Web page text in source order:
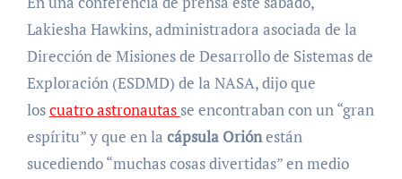
Lakiesha Hawkins, administradora asociada de la
Dirección de Misiones de Desarrollo de Sistemas de
Exploración (ESDMD) de la NASA, dijo que
loscuatro astronautas se encontraban con un “gran
espíritu” y que en la cápsula Oriónestán
sucediendo “muchas cosas divertidas” en medio